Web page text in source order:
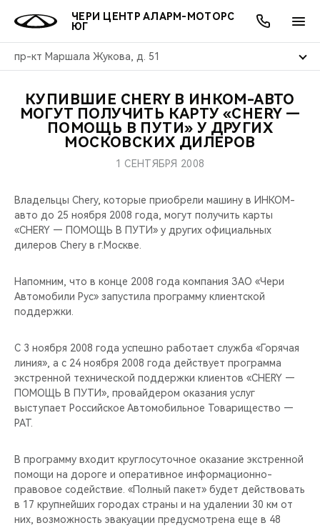
ЧЕРИ ЦЕНТР АЛАРМ-МОТОРС
ЮГ
пр-кт Маршала Жукова, д. 51
МОДЕЛИ
ВСЕ МОДЕЛИ
СЕДАНЫ
ПОКУПАТЕЛЯМ
ВЫБОР И ПОКУПКА
ВЛАДЕЛЬЦАМ
ПОДДЕРЖКА
CHERY CONNECT
МИР CHERY
АКСЕССУАРЫ
CHERY В СОЦСЕТЯХ
ЛЮДИ CHERY
БЛАГОТВОРИТЕЛЬНОСТЬ
CHERY И СПОРТ
НАШИ МЕРОПРИЯТИЯ
CHERY ДЛЯ ДЕТЕЙ
АКЦИИ
ВЫГОДЫ И АКЦИИ
ОНЛАЙН СЕРВИСЫ
ВЫБОР И ПОКУПКА
О КОМПАНИИ
КУПИВШИЕ CHERY В ИНКОМ-АВТО
МОГУТ ПОЛУЧИТЬ КАРТУ «CHERY —
ПОМОЩЬ В ПУТИ» У ДРУГИХ
МОСКОВСКИХ ДИЛЕРОВ
1 СЕНТЯБРЯ 2008
Владельцы Chery, которые приобрели машину в ИНКОМ-
авто до 25 ноября 2008 года, могут получить карты
«CHERY — ПОМОЩЬ В ПУТИ» у других официальных
дилеров Chery в г.Москве.
Напомним, что в конце 2008 года компания ЗАО «Чери
Автомобили Рус» запустила программу клиентской
поддержки.
С 3 ноября 2008 года успешно работает служба «Горячая
линия», а с 24 ноября 2008 года действует программа
экстренной технической поддержки клиентов «CHERY —
ПОМОЩЬ В ПУТИ», провайдером оказания услуг
выступает Российское Автомобильное Товарищество —
РАТ.
В программу входит круглосуточное оказание экстренной
помощи на дороге и оперативное информационно-
правовое содействие. «Полный пакет» будет действовать
в 17 крупнейших городах страны и на удалении 30 км от
них, возможность эвакуации предусмотрена еще в 48